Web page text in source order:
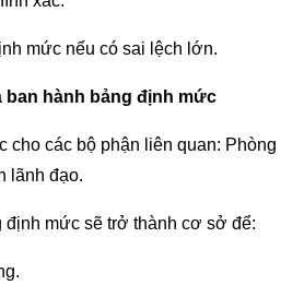
mức nếu có sai lệch lớn.
ban hành bảng định mức
cho các bộ phận liên quan: Phòng
lãnh đạo.
định mức sẽ trở thành cơ sở để: